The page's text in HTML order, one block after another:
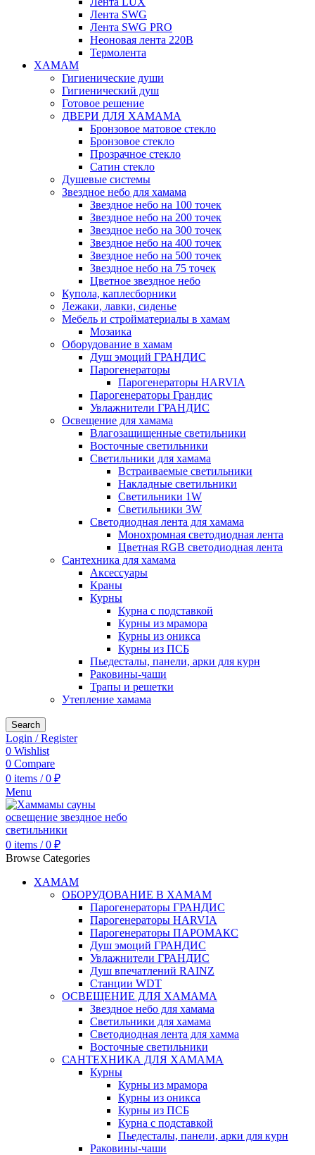
Лента SWG
Лента SWG PRO
Неоновая лента 220В
Термолента
ХАМАМ
Гигиенические души
Гигиенический душ
Готовое решение
ДВЕРИ ДЛЯ ХАМАМА
Бронзовое матовое стекло
Бронзовое стекло
Прозрачное стекло
Сатин стекло
Душевые системы
Звездное небо для хамама
Звездное небо на 100 точек
Звездное небо на 200 точек
Звездное небо на 300 точек
Звездное небо на 400 точек
Звездное небо на 500 точек
Звездное небо на 75 точек
Цветное звездное небо
Купола, каплесборники
Лежаки, лавки, сиденье
Мебель и стройматериалы в хамам
Мозаика
Оборудование в хамам
Душ эмоций ГРАНДИС
Парогенераторы
Парогенераторы HARVIA
Парогенераторы Грандис
Увлажнители ГРАНДИС
Освещение для хамама
Влагозащищенные светильники
Восточные светильники
Светильники для хамама
Встраиваемые светильники
Накладные светильники
Светильники 1W
Светильники 3W
Светодиодная лента для хамама
Монохромная светодиодная лента
Цветная RGB светодиодная лента
Сантехника для хамама
Аксессуары
Краны
Курны
Курна с подставкой
Курны из мрамора
Курны из оникса
Курны из ПСБ
Пьедесталы, панели, арки для курн
Раковины-чаши
Трапы и решетки
Утепление хамама
Search
Login / Register
0 Wishlist
0 Compare
0 items / 0 ₽
Menu
0 items / 0 ₽
Browse Categories
ХАМАМ
ОБОРУДОВАНИЕ В ХАМАМ
Парогенераторы ГРАНДИС
Парогенераторы HARVIA
Парогенераторы ПАРОМАКС
Душ эмоций ГРАНДИС
Увлажнители ГРАНДИС
Душ впечатлений RAINZ
Станции WDT
ОСВЕЩЕНИЕ ДЛЯ ХАМАМА
Звездное небо для хамама
Светильники для хамама
Светодиодная лента для хамма
Восточные светильники
САНТЕХНИКА ДЛЯ ХАМАМА
Курны
Курны из мрамора
Курны из оникса
Курны из ПСБ
Курна с подставкой
Пьедесталы, панели, арки для курн
Раковины-чаши